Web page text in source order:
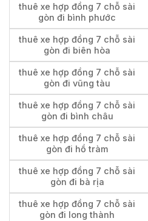
thuê xe hợp đồng 7 chỗ sài
gòn đi bình phước
thuê xe hợp đồng 7 chỗ sài
gòn đi biên hòa
thuê xe hợp đồng 7 chỗ sài
gòn đi vũng tàu
thuê xe hợp đồng 7 chỗ sài
gòn đi bình châu
thuê xe hợp đồng 7 chỗ sài
gòn đi hồ tràm
thuê xe hợp đồng 7 chỗ sài
gòn đi bà rịa
thuê xe hợp đồng 7 chỗ sài
gòn đi long thành